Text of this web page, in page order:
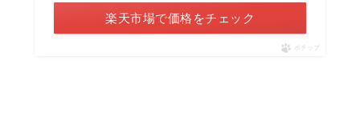
楽天市場で価格をチェック
ポチップ